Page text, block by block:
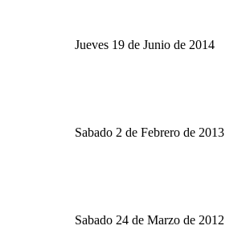
Jueves 19 de Junio de 2014
Sabado 2 de Febrero de 2013
Sabado 24 de Marzo de 2012